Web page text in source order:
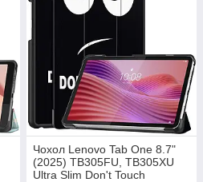
Чохол Lenovo Tab One 8.7"
(2025) TB305FU, TB305XU
Ultra Slim Don't Touch